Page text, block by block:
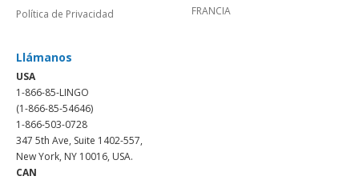
Política de Privacidad
FRANCIA
Llámanos
USA
1-866-85-LINGO
(1-866-85-54646)
1-866-503-0728
347 5th Ave, Suite 1402-557,
New York, NY 10016, USA.
CAN